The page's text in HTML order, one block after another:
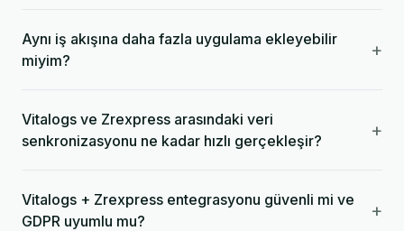
Aynı iş akışına daha fazla uygulama ekleyebilir
miyim?
+
Vitalogs ve Zrexpress arasındaki veri
senkronizasyonu ne kadar hızlı gerçekleşir?
+
Vitalogs + Zrexpress entegrasyonu güvenli mi ve
GDPR uyumlu mu?
+